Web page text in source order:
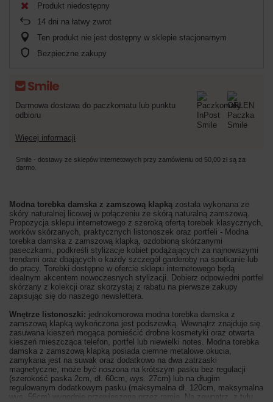
Produkt niedostępny
14 dni na łatwy zwrot
Ten produkt nie jest dostępny w sklepie stacjonarnym
Bezpieczne zakupy
Darmowa dostawa do paczkomatu lub punktu
odbioru
Więcej informacji
Smile - dostawy ze sklepów internetowych przy zamówieniu od 50,00 zł są za
darmo.
Modna torebka damska z zamszową klapką została wykonana ze
skóry naturalnej licowej w połączeniu ze skórą naturalną zamszową.
Propozycja sklepu internetowego z szeroką ofertą torebek klasycznych,
worków skórzanych, praktycznych listonoszek oraz portfeli - Modna
torebka damska z zamszową klapką, ozdobioną skórzanymi
paseczkami, podkreśli stylizacje kobiet podążających za najnowszymi
trendami oraz dbających o każdy szczegół garderoby na spotkanie lub
do pracy. Torebki dostępne w ofercie sklepu internetowego będą
idealnym akcentem nowoczesnych stylizacji. Dobierz odpowiedni portfel
skórzany z kolekcji oraz skorzystaj z rabatu na pierwsze zakupy
zapisując się do naszego newslettera.
Wnętrze listonoszki: jednokomorowa modna torebka damska z
zamszową klapką wykończona jest podszewką. Wewnątrz znajduje się
zasuwana kieszeń mogąca pomieścić drobne kosmetyki oraz otwarta
kieszeń mieszcząca telefon, portfel lub niewielki notes. Modna torebka
damska z zamszową klapką posiada ciemne metalowe okucia,
zamykana jest na suwak oraz dodatkowo na dwa zatrzaski
magnetyczne, może być noszona na krótszym pasku bez regulacji
(szerokość paska 2cm, dł. 60cm, wys. 27cm) lub na długim
regulowanym dodatkowym pasku (maksymalna dł. 120cm, maksymalna
wys. 56cm) wygodnie przewieszona przez ramię. Na zewnątrz, z tyłu